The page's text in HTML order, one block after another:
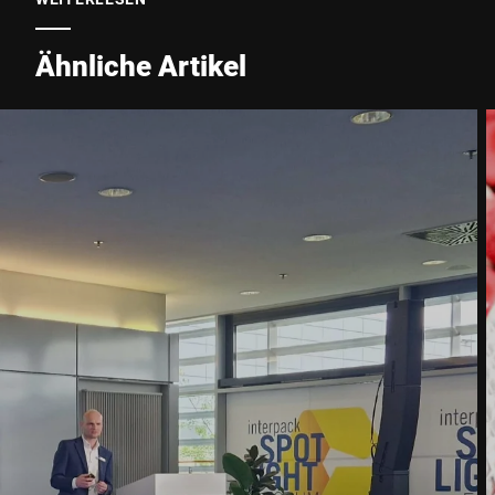
Stadt *
Ihre Nachricht an uns *
Hiermit bestätige ich, dass ich mit der Nutzung meiner Daten zur
Bearbeitung dieser Anfrage einverstanden bin. Weitere
Informationen finden Sie in den
Datenschutzerklärung
Ähnliche Artikel